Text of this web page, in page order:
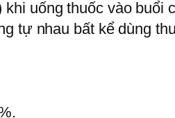
uống thuốc vào buổi
tự nhau bất kể dùng